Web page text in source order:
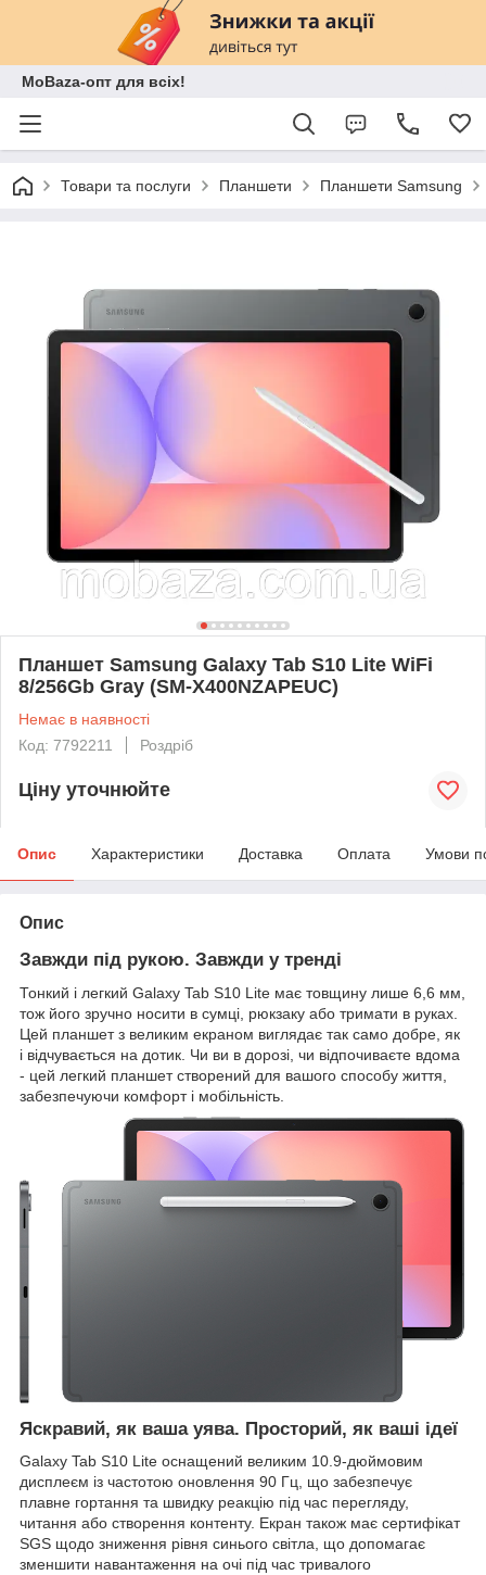
MoBaza-опт для всіх!
Товари та послуги Планшети Планшети Samsung
Планшет Samsung Galaxy Tab S10 Lite WiFi
8/256Gb Gray (SM-X400NZAPEUC)
Немає в наявності
Код: 7792211
Роздріб
Ціну уточнюйте
Опис Характеристики Доставка Оплата Умови
Опис
Завжди під рукою. Завжди у тренді
Тонкий і легкий Galaxy Tab S10 Lite має товщину лише 6,6 мм,
тож його зручно носити в сумці, рюкзаку або тримати в руках.
Цей планшет з великим екраном виглядає так само добре, як
і відчувається на дотик. Чи ви в дорозі, чи відпочиваєте вдома
- цей легкий планшет створений для вашого способу життя,
забезпечуючи комфорт і мобільність.
Яскравий, як ваша уява. Просторий, як ваші ідеї
Galaxy Tab S10 Lite оснащений великим 10.9-дюймовим
дисплеєм із частотою оновлення 90 Гц, що забезпечує
плавне гортання та швидку реакцію під час перегляду,
читання або створення контенту. Екран також має сертифікат
SGS щодо зниження рівня синього світла, що допомагає
зменшити навантаження на очі під час тривалого